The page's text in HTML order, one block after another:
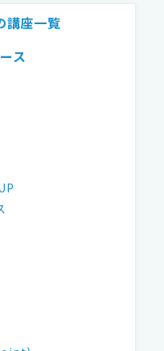
講座一覧
ス